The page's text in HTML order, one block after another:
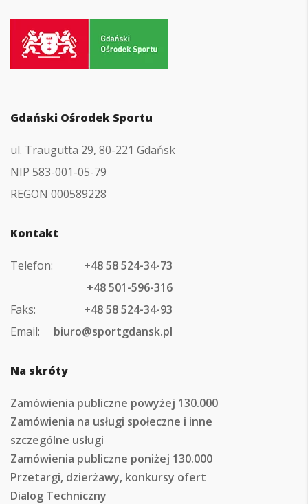
strony
Gdański Ośrodek Sportu
ul. Traugutta 29, 80-221 Gdańsk
NIP 583-001-05-79
REGON 000589228
Kontakt
Telefon:
+48 58 524-34-73
+48 501-596-316
Faks:
+48 58 524-34-93
Email:
biuro@sportgdansk.pl
Na skróty
Zamówienia publiczne powyżej 130.000
Zamówienia na usługi społeczne i inne
szczególne usługi
Zamówienia publiczne poniżej 130.000
Przetargi, dzierżawy, konkursy ofert
Dialog Techniczny